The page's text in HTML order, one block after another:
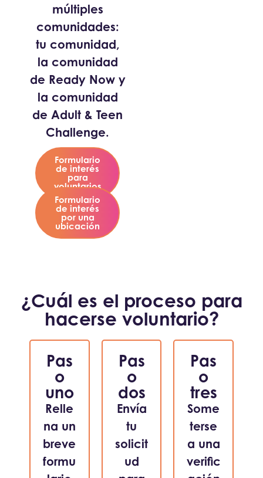
múltiples
comunidades:
tu comunidad,
la comunidad
de Ready Now y
la comunidad
de Adult & Teen
Challenge.
Formulario
de interés
para
voluntarios
Formulario
de interés
por una
ubicación
¿Cuál es el proceso para
hacerse voluntario?
Pas
o
uno
Relle
na un
breve
formu
Pas
o
dos
Envía
tu
solicit
ud
Pas
o
tres
Some
terse
a una
verific